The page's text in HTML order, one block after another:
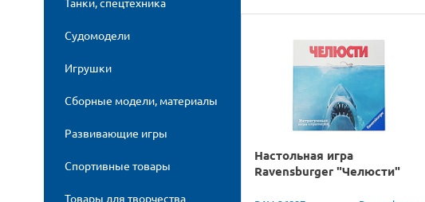
Судомодели
Игрушки
Сборные модели, материалы
Развивающие игры
Спортивные товары
Товары для творчества
Настольная игра
Ravensburger "Челюсти"